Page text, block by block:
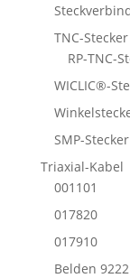
TNC-
RP-TNC-
WICLIC®-
SMP-
Triaxial-Kabel
001101
017820
017910
Belden 9222